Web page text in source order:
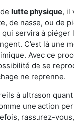
lutte physique, il
de nasse, ou de
servira à piéger
C’est là une
Avec ce
de se
ne reprenne.
à ultrason
une action
rassurez-vous,